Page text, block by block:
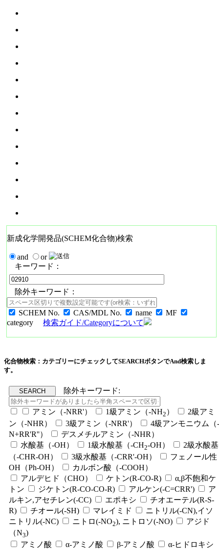
新成化学開発品(SCHEM化合物)検索
and
or
キーワード：
除外キーワード：
SCHEM No. CAS/MDL No. name
MF
category
検索ガイド/Categoryについて
化合物検索：カテゴリーにチェックしてSEARCHボタンでAnd検索しま
す。
除外キーワード:
アミン（-NRR'） 1級アミン（-NH2 ）
2級アミ
ン（-NHR）
3級アミン（-NRR'）
4級アンモニウム（-
N+RR'R''）
デスメチルアミン（-NHR）
水酸基（-OH）
1級水酸基（-CH2-OH）
2級水酸基
（-CHR-OH）
3級水酸基（-CRR'-OH）
フェノール性
OH（Ph-OH）
カルボン酸（-COOH）
アルデヒド（CHO）
ケトン(R-CO-R)
α,β不飽和ケ
トン
ジケトン(R-CO-CO-R) アルケン(-C=CRR')
ア
ルキン,アセチレン(-CC)
エポキシ
チオエーテル(R-S-
R)
チオール(-SH) マレイミド
ニトリル(-CN),イソ
ニトリル(-NC)
ニトロ(-NO2), ニトロソ(-NO)
アジド
（N3)
アミノ酸
α-アミノ酸 β-アミノ酸 α-ヒドロキシ